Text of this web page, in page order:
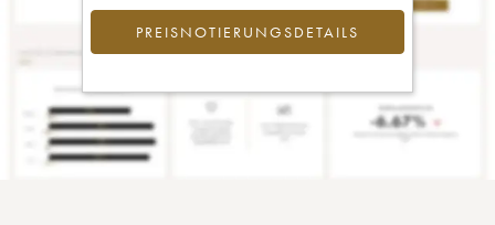
PREISNOTIERUNGSDETAILS